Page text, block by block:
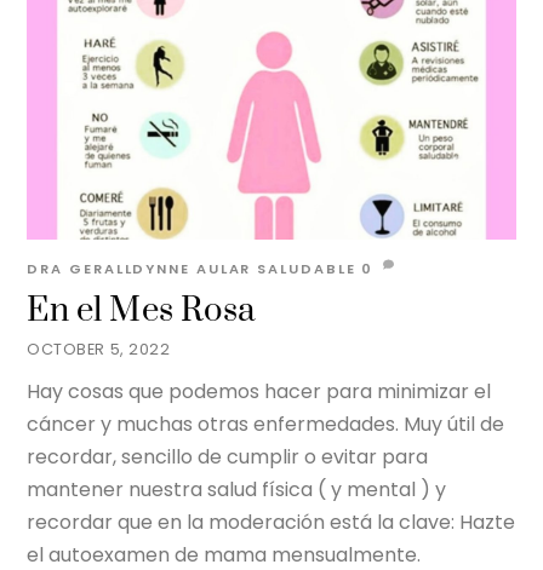
OCTOBER 5, 2022
En el Mes Rosa
DRA GERALLDYNNE AULAR SALUDABLE 0
Hay cosas que podemos hacer para minimizar el
cáncer y muchas otras enfermedades. Muy útil de
recordar, sencillo de cumplir o evitar para
mantener nuestra salud física ( y mental ) y
recordar que en la moderación está la clave: Hazte
el autoexamen de mama mensualmente.